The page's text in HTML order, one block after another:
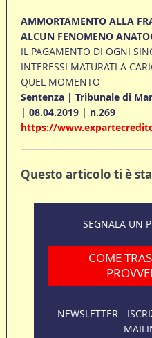
AMMORTAMENTO ALLA
ALCUN FENOMENO
IL PAGAMENTO DI OGNI
INTERESSI MATURATI A
QUEL MOMENTO
Sentenza | Tribunale di
| 08.04.2019 | n.269
https://
Questo articolo ti è
SEGNALA UN
COME
NEWSLETTER -